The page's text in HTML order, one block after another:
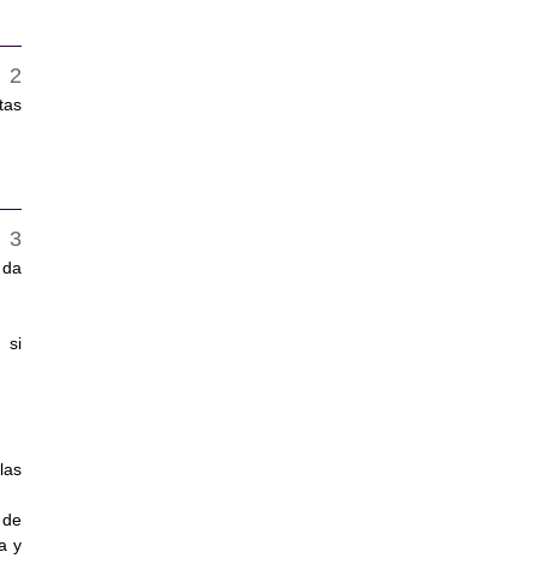
si
y